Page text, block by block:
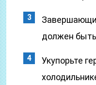
должен
Укупорьте